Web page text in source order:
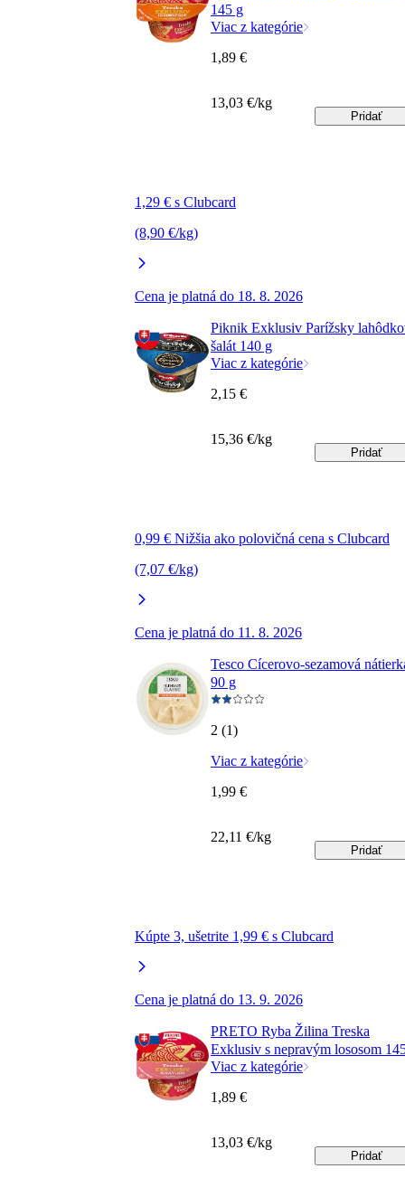
145 g
Viac z kategórie
1,29 € s Clubcard
(8,90 €/kg)
Cena je platná do 18. 8. 2026
1,89 €
13,03 €/kg
Pridať
Piknik Exklusiv Parížsky
šalát 140 g
Viac z kategórie
0,99 € Nižšia ako polovičná cena s Clubcard
(7,07 €/kg)
Cena je platná do 11. 8. 2026
2,15 €
15,36 €/kg
Pridať
Tesco Cícerovo-sezamová
90 g
2 (1)
Viac z kategórie
Kúpte 3, ušetrite 1,99 € s Clubcard
Cena je platná do 13. 9. 2026
1,99 €
22,11 €/kg
Pridať
PRETO Ryba Žilina Treska
Exklusiv s nepravým lososom
Viac z kategórie
1,89 €
13,03 €/kg
Pridať